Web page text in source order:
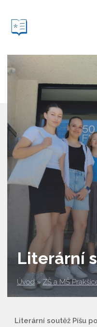
Literární
Úvod » ZŠ a MŠ
Literární soutěž Píšu